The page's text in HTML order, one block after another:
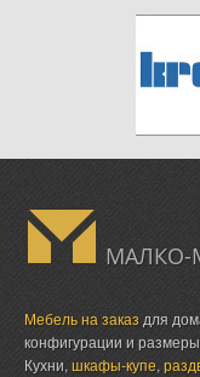
МАЛКО-
Мебель на заказ для
конфигурации и
Кухни,шкафы-купе,